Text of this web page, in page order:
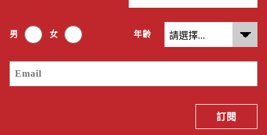
男 女 年齡